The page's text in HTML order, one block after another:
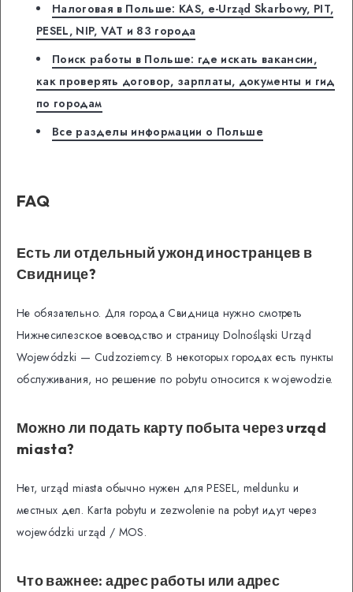
Налоговая в Польше: KAS, e-Urząd Skarbowy, PIT,
PESEL, NIP, VAT и 83 города
Поиск работы в Польше: где искать вакансии,
как проверять договор, зарплаты, документы и гид
по городам
Все разделы информации о Польше
FAQ
Есть ли отдельный ужонд иностранцев в
Свиднице?
Не обязательно. Для города Свидница нужно смотреть
Нижнесилезское воеводство и страницу Dolnośląski Urząd
Wojewódzki — Cudzoziemcy. В некоторых городах есть пункты
обслуживания, но решение по pobytu относится к wojewodzie.
Можно ли подать карту побыта через urząd
miasta?
Нет, urząd miasta обычно нужен для PESEL, meldunku и
местных дел. Karta pobytu и zezwolenie na pobyt идут через
wojewódzki urząd / MOS.
Что важнее: адрес работы или адрес